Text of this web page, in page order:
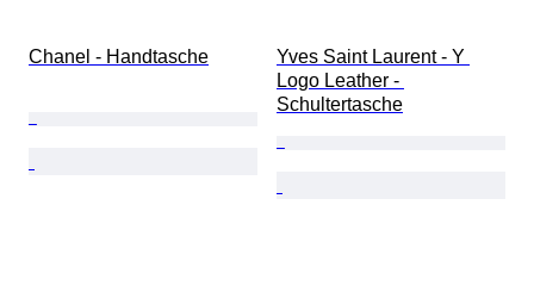
Chanel - Handtasche
Yves Saint Laurent - Y
Logo Leather -
Schultertasche